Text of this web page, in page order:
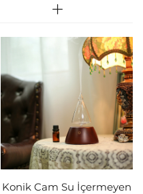
Konik Cam Su İçermeyen